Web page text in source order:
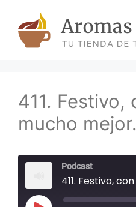
content
411. Festivo,
mucho mejor.
Podcast
411. Festivo,